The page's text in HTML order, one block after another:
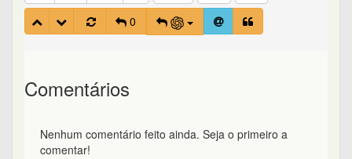
0
Comentários
Nenhum comentário feito ainda. Seja o primeiro a
comentar!